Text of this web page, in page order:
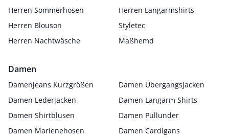
Herren Sommerhosen
Herren Langarmshirts
Herren Blouson
Styletec
Herren Nachtwäsche
Maßhemd
Damen
Damenjeans Kurzgrößen
Damen Übergangsjacken
Damen Lederjacken
Damen Langarm Shirts
Damen Shirtblusen
Damen Pullunder
Damen Marlenehosen
Damen Cardigans